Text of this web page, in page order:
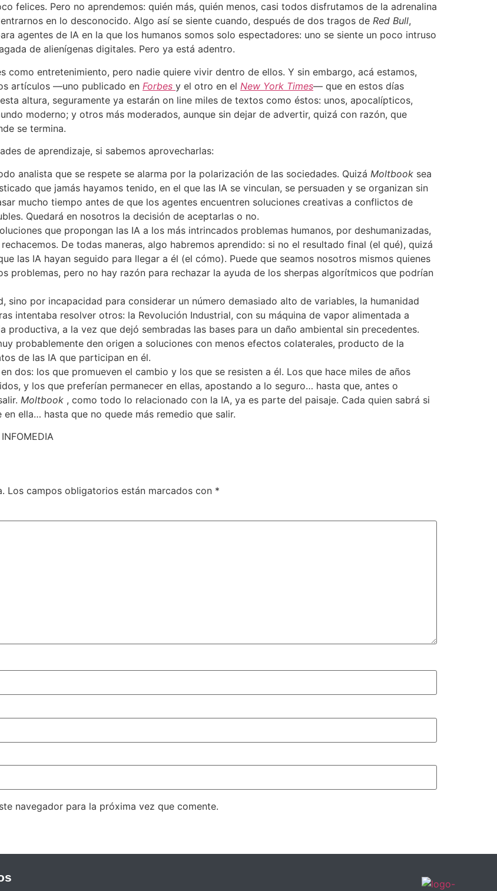
felices. Pero no aprendemos: quién más, quién menos, casi todos disfrutamos de la adrenalina
en lo desconocido. Algo así se siente cuando, después de dos tragos de Red Bull,
agentes de IA en la que los humanos somos solo espectadores: uno se siente un poco intruso
de alienígenas digitales. Pero ya está adentro.
como entretenimiento, pero nadie quiere vivir dentro de ellos. Y sin embargo, acá estamos,
artículos —uno publicado en Forbes y el otro en el New York Times— que en estos días
altura, seguramente ya estarán on line miles de textos como éstos: unos, apocalípticos,
moderno; y otros más moderados, aunque sin dejar de advertir, quizá con razón, que
se termina.
de aprendizaje, si sabemos aprovecharlas:
analista que se respete se alarma por la polarización de las sociedades. Quizá Moltbook sea
que jamás hayamos tenido, en el que las IA se vinculan, se persuaden y se organizan sin
mucho tiempo antes de que los agentes encuentren soluciones creativas a conflictos de
Quedará en nosotros la decisión de aceptarlas o no.
que propongan las IA a los más intrincados problemas humanos, por deshumanizadas,
De todas maneras, algo habremos aprendido: si no el resultado final (el qué), quizá
las IA hayan seguido para llegar a él (el cómo). Puede que seamos nosotros mismos quienes
problemas, pero no hay razón para rechazar la ayuda de los sherpas algorítmicos que podrían
sino por incapacidad para considerar un número demasiado alto de variables, la humanidad
intentaba resolver otros: la Revolución Industrial, con su máquina de vapor alimentada a
productiva, a la vez que dejó sembradas las bases para un daño ambiental sin precedentes.
probablemente den origen a soluciones con menos efectos colaterales, producto de la
de las IA que participan en él.
dos: los que promueven el cambio y los que se resisten a él. Los que hace miles de años
y los que preferían permanecer en ellas, apostando a lo seguro… hasta que, antes o
Moltbook , como todo lo relacionado con la IA, ya es parte del paisaje. Cada quien sabrá si
ella… hasta que no quede más remedio que salir.
Los campos obligatorios están marcados con *
navegador para la próxima vez que comente.